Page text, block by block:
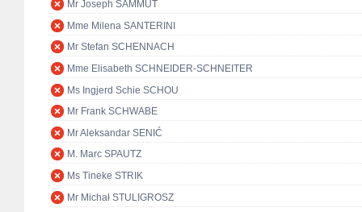
Mr Joseph SAMMUT
Mme Milena SANTERINI
Mr Stefan SCHENNACH
Mme Elisabeth SCHNEIDER-SCHNEITER
Ms Ingjerd Schie SCHOU
Mr Frank SCHWABE
Mr Aleksandar SENIĆ
M. Marc SPAUTZ
Ms Tineke STRIK
Mr Michał STULIGROSZ